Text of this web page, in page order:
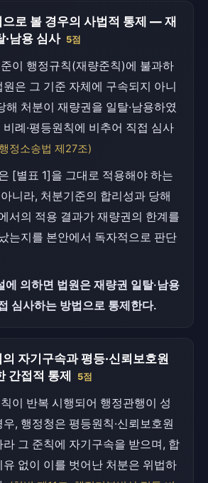
으로 볼 경우의 사법적 통제 — 재
·남용 심사 5점
이 행정규칙(재량준칙)에 불과하
원은 그 기준 자체에 구속되지 아니
해 처분이 재량권을 일탈·남용하였
비례·평등원칙에 비추어 직접 심사
정소송법 제27조)
[별표 1]을 그대로 적용해야 하는
니라, 처분기준의 합리성과 당해
서의 적용 결과가 재량권의 한계를
는지를 본안에서 독자적으로 판단
에 의하면 법원은 재량권 일탈·남용
심사하는 방법으로 통제한다.
자기구속과 평등·신뢰보호원
간접적 통제
5점
이 반복 시행되어 행정관행이 성
우, 행정청은 평등원칙·신뢰보호원
라 그 준칙에 자기구속을 받으며, 합
유 없이 이를 벗어난 처분은 위법하